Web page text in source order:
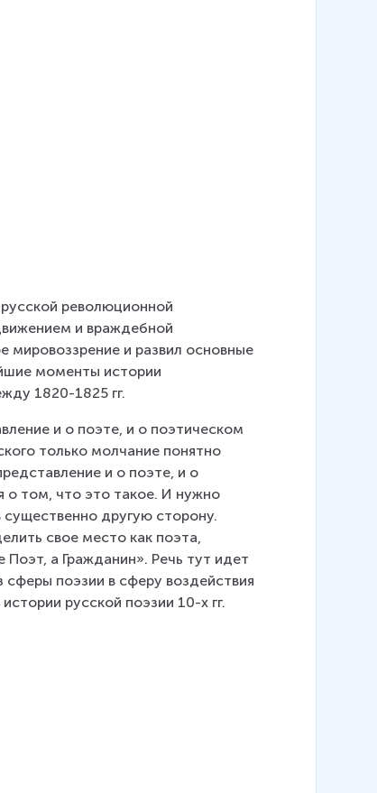
революционной
и враждебной
мировоззрение и развил основные
моменты истории
1820-1825 гг.
и о поэте, и о поэтическом
только молчание понятно
и о поэте, и о
о том, что это такое. И нужно
другую сторону.
свое место как поэта,
Поэт, а Гражданин». Речь тут идет
поэзии в сферу воздействия
русской поэзии 10-х гг.